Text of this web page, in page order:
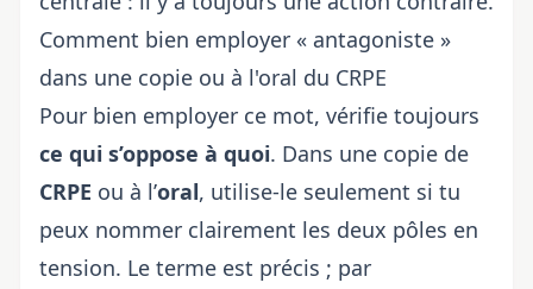
Comment bien employer « antagoniste »
dans une copie ou à l'oral du CRPE
Pour bien employer ce mot, vérifie toujours
ce qui s’oppose à quoi. Dans une copie de
CRPE ou à l’oral, utilise-le seulement si tu
peux nommer clairement les deux pôles en
tension. Le terme est précis ; par